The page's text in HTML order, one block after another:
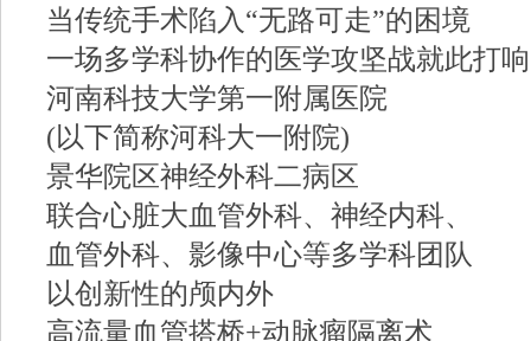
当传统手术陷入“无路可走”的困境
一场多学科协作的医学攻坚战就此打响
河南科技大学第一附属医院
(以下简称河科大一附院)
景华院区神经外科二病区
联合心脏大血管外科、神经内科、
血管外科、影像中心等多学科团队
以创新性的颅内外
高流量血管搭桥+动脉瘤隔离术